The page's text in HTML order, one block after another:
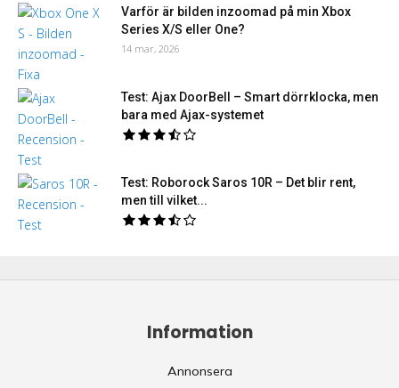
Varför är bilden inzoomad på min Xbox
Series X/S eller One?
14 mar, 2026
Test: Ajax DoorBell – Smart dörrklocka, men
bara med Ajax-systemet
Test: Roborock Saros 10R – Det blir rent,
men till vilket...
Information
Annonsera